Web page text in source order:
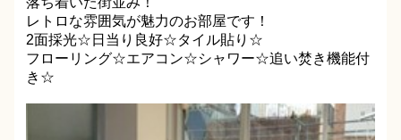
レトロな雰囲気が魅力のお部屋です！
2面採光☆日当り良好☆タイル貼り☆
フローリング☆エアコン☆シャワー☆追い焚き機能付
き☆